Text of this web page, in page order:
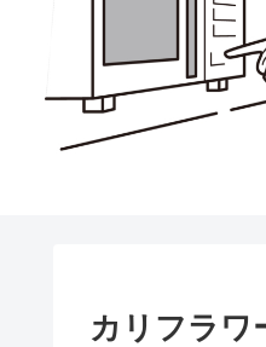
カリフラワ